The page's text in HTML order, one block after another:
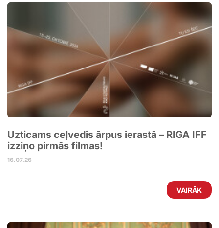
Uzticams ceļvedis ārpus ierastā – RIGA IFF
izziņo pirmās filmas!
16.07.26
VAIRĀK